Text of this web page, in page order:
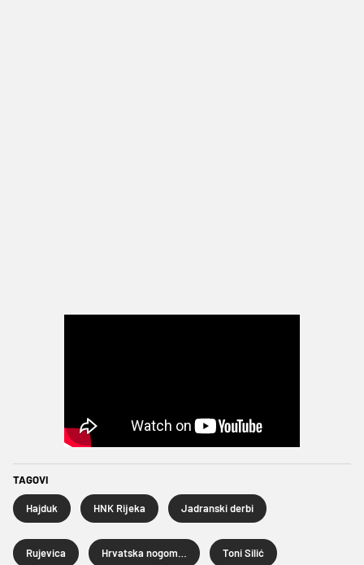
TAGOVI
Hajduk HNK Rijeka Jadranski derbi
Rujevica Toni Silić